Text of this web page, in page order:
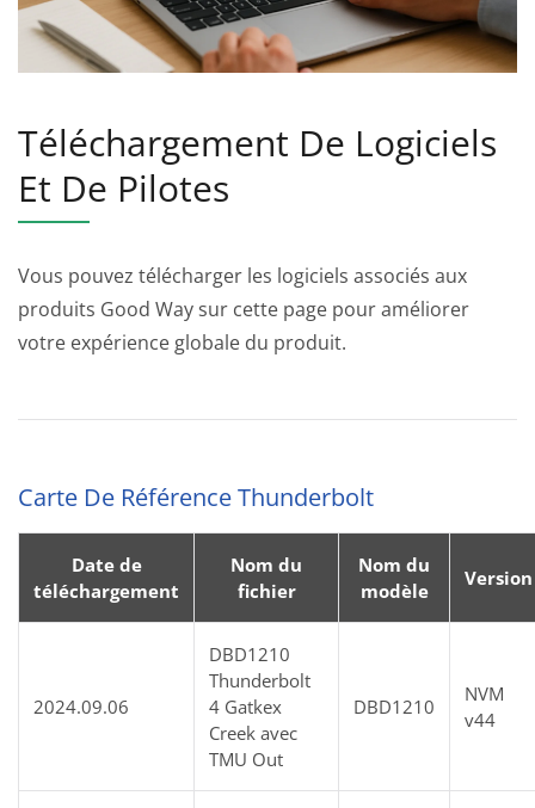
Téléchargement De Logiciels
Et De Pilotes
Vous pouvez télécharger les logiciels associés aux
produits Good Way sur cette page pour améliorer
votre expérience globale du produit.
Carte De Référence Thunderbolt
Date de
téléchargement
Nom du
fichier
Nom du
modèle
Version
2024.09.06
DBD1210
Thunderbolt
4 Gatkex
Creek avec
TMU Out
DBD1210
NVM
v44